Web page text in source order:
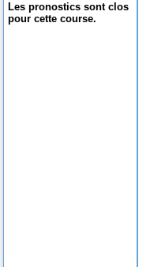
Les pronostics sont clos
pour cette course.